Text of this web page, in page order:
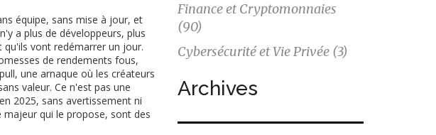
équipe, sans mise à jour, et
a plus de développeurs, plus
vont redémarrer un jour.
de rendements fous,
, une arnaque où les créateurs
valeur. Ce n'est pas une
2025, sans avertissement ni
qui le propose, sont des
Finance et Cryptomonnaies
(90)
Cybersécurité et Vie Privée (3)
Archives